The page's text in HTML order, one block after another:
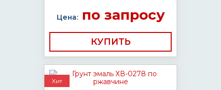
Цена:по запросу
КУПИТЬ
Хит